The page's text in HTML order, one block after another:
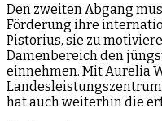
Den zweiten Abgang
Förderung ihre
Pistorius, sie zu
Damenbereich den
einnehmen. Mit Aurelia
Landesleistungszentrum
hat auch weiterhin die